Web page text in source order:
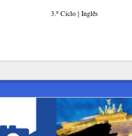
3.º Ciclo | Inglês